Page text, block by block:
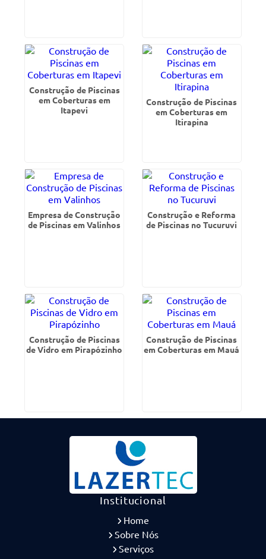
Construção de Piscinas
em Coberturas em
Itapevi
Construção de Piscinas
em Coberturas em
Itirapina
Empresa de Construção
de Piscinas em Valinhos
Construção e Reforma
de Piscinas no Tucuruvi
Construção de Piscinas
de Vidro em Pirapózinho
Construção de Piscinas
em Coberturas em Mauá
Institucional
Home
Sobre Nós
Serviços